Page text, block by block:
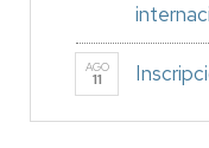
AGO
11